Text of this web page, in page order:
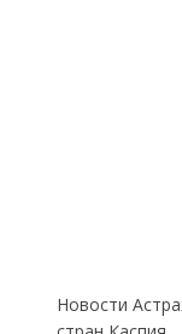
Новости